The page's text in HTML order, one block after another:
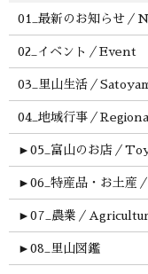
01_最新のお知らせ／
02_イベント／Event
03_里山生活／
04_地域行事／
► 05_富山のお店／
► 06_特産品・お土産
► 07_農業／
► 08_里山図鑑